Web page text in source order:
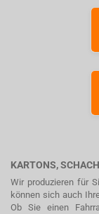
KARTONS,
Wir produzieren für
können sich auch
Ob Sie einen